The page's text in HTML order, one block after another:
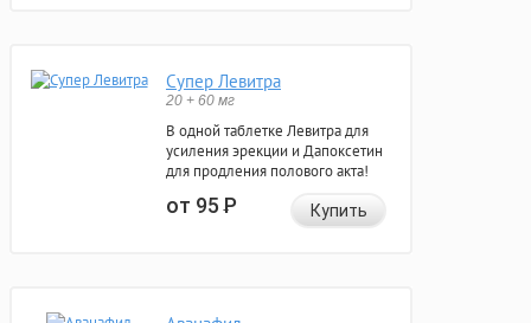
Супер Левитра
20 + 60 мг
В одной таблетке Левитра для
усиления эрекции и Дапоксетин
для продления полового акта!
от 95Р Купить